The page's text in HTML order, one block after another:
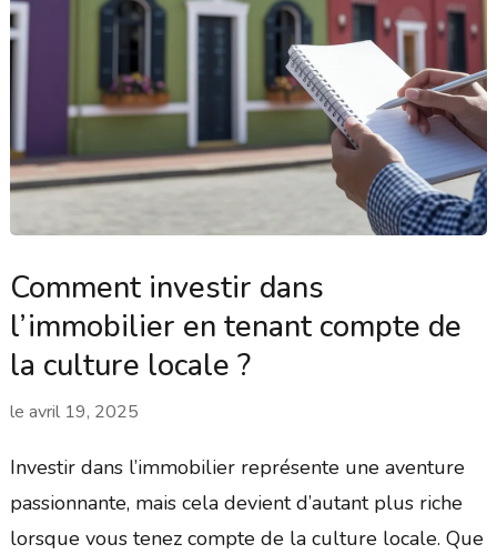
Comment investir dans
l’immobilier en tenant compte de
la culture locale ?
le avril 19, 2025
Investir dans l’immobilier représente une aventure
passionnante, mais cela devient d’autant plus riche
lorsque vous tenez compte de la culture locale. Que